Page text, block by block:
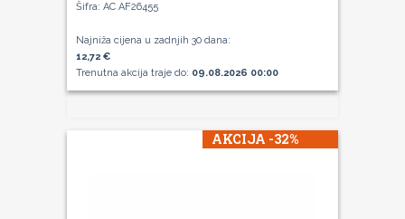
Šifra: AC AF26455
Najniža cijena u zadnjih 30 dana:
12,72 €
Trenutna akcija traje do: 09.08.2026 00:00
AKCIJA -32%